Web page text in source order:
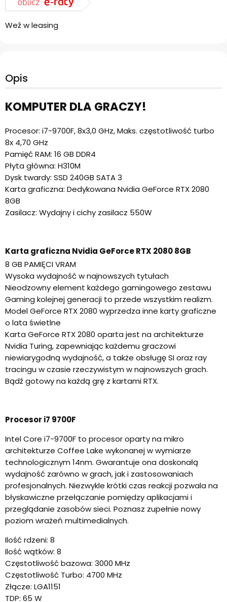
Weź w leasing
Opis
KOMPUTER DLA GRACZY!
Procesor: i7-9700F, 8x3,0 GHz, Maks. częstotliwość turbo
8x 4,70 GHz
Pamięć RAM: 16 GB DDR4
Płyta główna: H310M
Dysk twardy: SSD 240GB SATA 3
Karta graficzna: Dedykowana Nvidia GeForce RTX 2080
8GB
Zasilacz: Wydajny i cichy zasilacz 550W
Karta graficzna Nvidia GeForce RTX 2080 8GB
8 GB PAMIĘCI VRAM
Wysoka wydajność w najnowszych tytułach
Nieodzowny element każdego gamingowego zestawu
Gaming kolejnej generacji to przede wszystkim realizm.
Model GeForce RTX 2080 wyprzedza inne karty graficzne
o lata świetlne
Karta GeForce RTX 2080 oparta jest na architekturze
Nvidia Turing, zapewniając każdemu graczowi
niewiarygodną wydajność, a także obsługę SI oraz ray
tracingu w czasie rzeczywistym w najnowszych grach.
Bądź gotowy na każdą grę z kartami RTX.
Procesor i7 9700F
Intel Core i7-9700F to procesor oparty na mikro
architekturze Coffee Lake wykonanej w wymiarze
technologicznym 14nm. Gwarantuje ona doskonałą
wydajność zarówno w grach, jak i zastosowaniach
profesjonalnych. Niezwykle krótki czas reakcji pozwala na
błyskawiczne przełączanie pomiędzy aplikacjami i
przeglądanie zasobów sieci. Poznasz zupełnie nowy
poziom wrażeń multimedialnych.
Ilość rdzeni: 8
Ilość wątków: 8
Częstotliwość bazowa: 3000 MHz
Częstotliwość Turbo: 4700 MHz
Złącze: LGA1151
TDP: 65 W